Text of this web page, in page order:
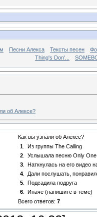
Песни Алекса Тексты песен
Thing's Don'...
об Алексе?
Как вы узнали об Алексе?
1
Из группы The Calling
2
Услышала песню Only
3
Наткнулась на его видео
4
Дали послушать,
5
Подсадила подруга
6
Иначе (напишите в теме)
Всего ответов: 7